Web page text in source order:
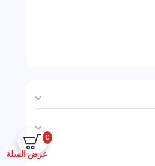
0
عرض السلة